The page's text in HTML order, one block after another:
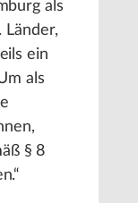
als
Länder,
ein
als
§ 8